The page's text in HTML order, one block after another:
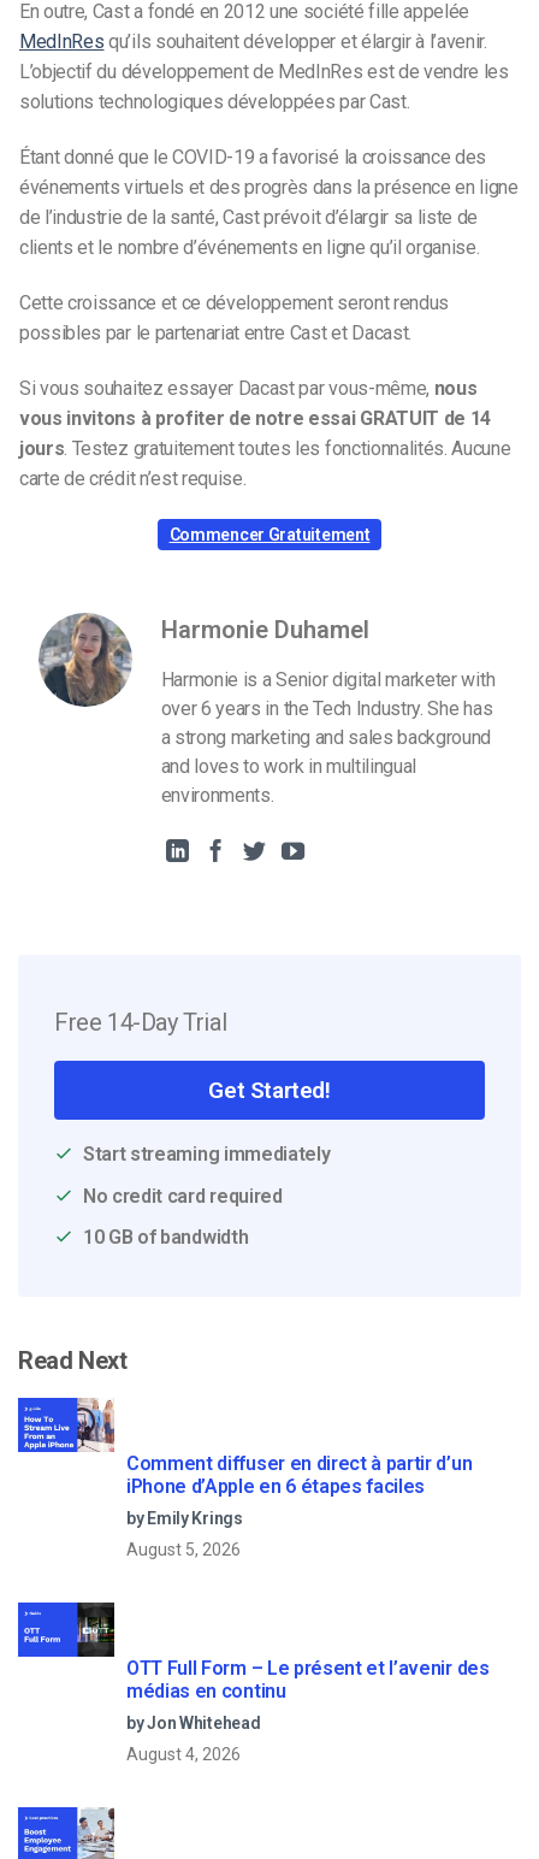
En outre, Cast a fondé en 2012 une société fille appelée
MedInRes qu’ils souhaitent développer et élargir à l’avenir.
L’objectif du développement de MedInRes est de vendre les
solutions technologiques développées par Cast.
Étant donné que le COVID-19 a favorisé la croissance des
événements virtuels et des progrès dans la présence en ligne
de l’industrie de la santé, Cast prévoit d’élargir sa liste de
clients et le nombre d’événements en ligne qu’il organise.
Cette croissance et ce développement seront rendus
possibles par le partenariat entre Cast et Dacast.
Si vous souhaitez essayer Dacast par vous-même, nous
vous invitons à profiter de notre essai GRATUIT de 14
jours. Testez gratuitement toutes les fonctionnalités. Aucune
carte de crédit n’est requise.
Commencer Gratuitement
Harmonie Duhamel
Harmonie is a Senior digital marketer with
over 6 years in the Tech Industry. She has
a strong marketing and sales background
and loves to work in multilingual
environments.
Free 14-Day Trial
Get Started!
Start streaming immediately
No credit card required
10 GB of bandwidth
Read Next
Comment diffuser en direct à partir d’un
iPhone d’Apple en 6 étapes faciles
by Emily Krings
August 5, 2026
OTT Full Form – Le présent et l’avenir des
médias en continu
by Jon Whitehead
August 4, 2026